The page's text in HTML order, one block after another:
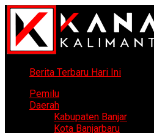
Berita Terbaru Hari Ini
Pemilu
Daerah
Kabupaten Banjar
Kota Banjarbaru